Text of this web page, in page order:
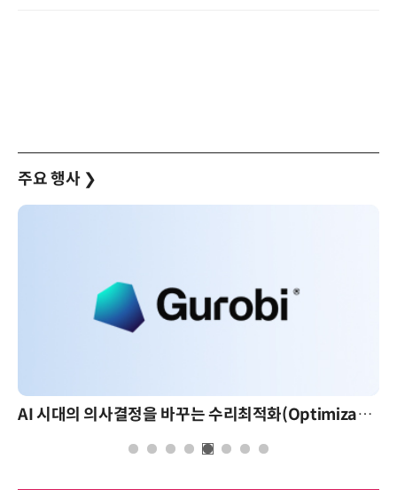
주요 행사 ❯
AI 시대의 의사결정을 바꾸는 수리최적화(Optimization): 실제 산업 적용 사례와 활용 전략